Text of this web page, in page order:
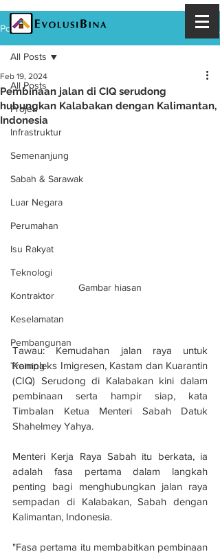
Post
All Posts
Projek
Infrastruktur
Semenanjung
Sabah & Sarawak
Luar Negara
Perumahan
Isu Rakyat
Teknologi
Kontraktor
Keselamatan
Pembangunan
Training
All Posts
Pembinaan jalan di CIQ serudong
hubungkan Kalabakan dengan Kalimantan,
Indonesia
Feb 19, 2024
Gambar hiasan
Tawau: Kemudahan jalan raya untuk
Kompleks Imigresen, Kastam dan Kuarantin
(CIQ) Serudong di Kalabakan kini dalam
pembinaan serta hampir siap, kata
Timbalan Ketua Menteri Sabah Datuk
Shahelmey Yahya.
Menteri Kerja Raya Sabah itu berkata, ia
adalah fasa pertama dalam langkah
penting bagi menghubungkan jalan raya
sempadan di Kalabakan, Sabah dengan
Kalimantan, Indonesia.
"Fasa pertama itu membabitkan pembinaan